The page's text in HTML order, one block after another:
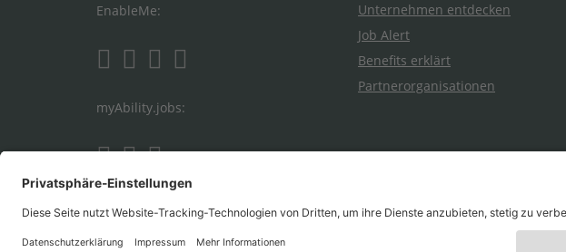
EnableMe:
myAbility.jobs:
Unternehmen entdecken
Job Alert
Benefits erklärt
Partnerorganisationen